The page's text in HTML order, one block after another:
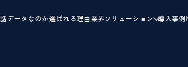
データなのか選ばれる理由 業界ソリューション 導入事例